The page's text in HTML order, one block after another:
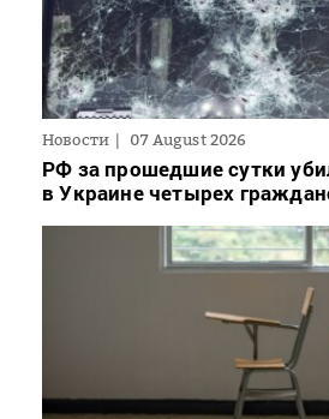
Новости 07 August 2026
РФ за прошедшие сутки
в Украине четырех